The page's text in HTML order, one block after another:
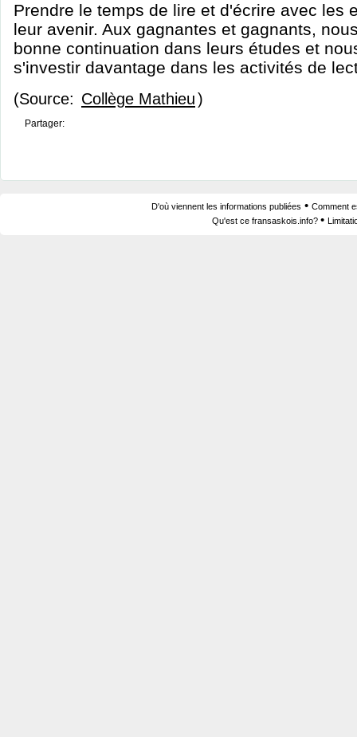
Prendre le temps de lire et d'écrire avec les
leur avenir. Aux gagnantes et gagnants,
bonne continuation dans leurs études et
s'investir davantage dans les activités de
(Source: Collège Mathieu)
Partager:
D'où viennent les informations publiées • Comment
Qu'est ce fransaskois.info? •